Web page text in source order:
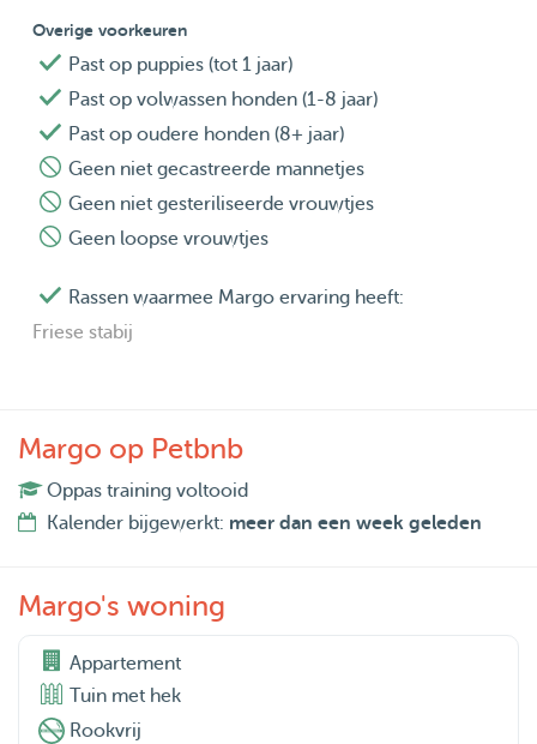
Overige voorkeuren
Past op puppies (tot 1 jaar)
Past op volwassen honden (1-8 jaar)
Past op oudere honden (8+ jaar)
Geen niet gecastreerde mannetjes
Geen niet gesteriliseerde vrouwtjes
Geen loopse vrouwtjes
Rassen waarmee Margo ervaring heeft:
Friese stabij
Margo op Petbnb
Oppas training voltooid
Kalender bijgewerkt: meer dan een week geleden
Margo's woning
Appartement
Tuin met hek
Rookvrij